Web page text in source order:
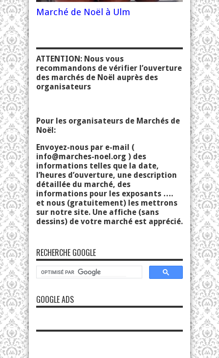
Marché de Noël à Ulm
ATTENTION: Nous vous
recommandons de vérifier l’ouverture
des marchés de Noël auprès des
organisateurs
Pour les organisateurs de Marchés de
Noël:
Envoyez-nous par e-mail (
info@marches-noel.org ) des
informations telles que la date,
l’heures d’ouverture, une description
détaillée du marché, des
informations pour les exposants ….
et nous (gratuitement) les mettrons
sur notre site. Une affiche (sans
dessins) de votre marché est apprécié.
RECHERCHE GOOGLE
GOOGLE ADS